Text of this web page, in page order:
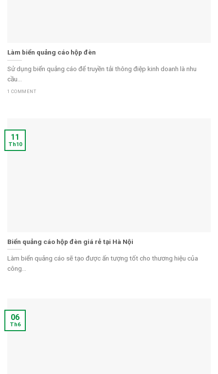
Làm biển quảng cáo hộp đèn
Sử dụng biển quảng cáo để truyền tải thông điệp kinh doanh là nhu
cầu...
1 COMMENT
Biển quảng cáo hộp đèn giá rẻ tại Hà Nội
Làm biển quảng cáo sẽ tạo được ấn tượng tốt cho thương hiệu của
công...
11
Th10
06
Th6